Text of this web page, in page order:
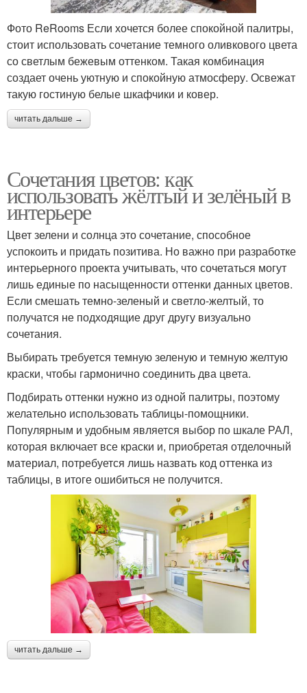
Фото ReRooms Если хочется более спокойной палитры,
стоит использовать сочетание темного оливкового цвета
со светлым бежевым оттенком. Такая комбинация
создает очень уютную и спокойную атмосферу. Освежат
такую гостиную белые шкафчики и ковер.
читать дальше →
Сочетания цветов: как
использовать жёлтый и зелёный в
интерьере
Цвет зелени и солнца это сочетание, способное
успокоить и придать позитива. Но важно при разработке
интерьерного проекта учитывать, что сочетаться могут
лишь единые по насыщенности оттенки данных цветов.
Если смешать темно-зеленый и светло-желтый, то
получатся не подходящие друг другу визуально
сочетания.
Выбирать требуется темную зеленую и темную желтую
краски, чтобы гармонично соединить два цвета.
Подбирать оттенки нужно из одной палитры, поэтому
желательно использовать таблицы-помощники.
Популярным и удобным является выбор по шкале РАЛ,
которая включает все краски и, приобретая отделочный
материал, потребуется лишь назвать код оттенка из
таблицы, в итоге ошибиться не получится.
читать дальше →